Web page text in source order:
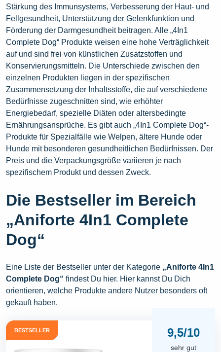
Stärkung des Immunsystems, Verbesserung der Haut- und
Fellgesundheit, Unterstützung der Gelenkfunktion und
Förderung der Darmgesundheit beitragen. Alle „4In1
Complete Dog“ Produkte weisen eine hohe Verträglichkeit
auf und sind frei von künstlichen Zusatzstoffen und
Konservierungsmitteln. Die Unterschiede zwischen den
einzelnen Produkten liegen in der spezifischen
Zusammensetzung der Inhaltsstoffe, die auf verschiedene
Bedürfnisse zugeschnitten sind, wie erhöhter
Energiebedarf, spezielle Diäten oder altersbedingte
Ernährungsansprüche. Es gibt auch „4In1 Complete Dog“-
Produkte für Spezialfälle wie Welpen, ältere Hunde oder
Hunde mit besonderen gesundheitlichen Bedürfnissen. Der
Preis und die Verpackungsgröße variieren je nach
spezifischem Produkt und dessen Zweck.
Die Bestseller im Bereich
„Aniforte 4In1 Complete
Dog“
Eine Liste der Bestseller unter der Kategorie „Aniforte 4In1
Complete Dog“ findest Du hier. Hier kannst Du Dich
orientieren, welche Produkte andere Nutzer besonders oft
gekauft haben.
BESTSELLER 9,5/10
sehr gut